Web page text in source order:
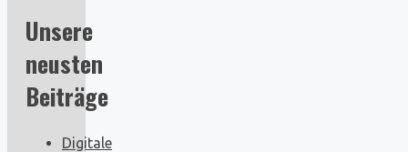
Unsere
neusten
Beiträge
Digitale